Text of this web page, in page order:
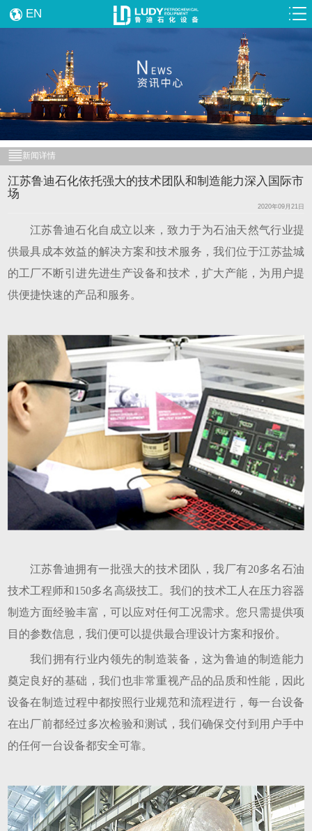
EN
新闻详情
江苏鲁迪石化依托强大的技术团队和制造能力深入国际市
场
2020年09月21日
江苏鲁迪石化自成立以来，致力于为石油天然气行业提
供最具成本效益的解决方案和技术服务，我们位于江苏盐城
的工厂不断引进先进生产设备和技术，扩大产能，为用户提
供便捷快速的产品和服务。
江苏鲁迪拥有一批强大的技术团队，我厂有20多名石油
技术工程师和150多名高级技工。我们的技术工人在压力容器
制造方面经验丰富，可以应对任何工况需求。您只需提供项
目的参数信息，我们便可以提供最合理设计方案和报价。
我们拥有行业内领先的制造装备，这为鲁迪的制造能力
奠定良好的基础，我们也非常重视产品的品质和性能，因此
设备在制造过程中都按照行业规范和流程进行，每一台设备
在出厂前都经过多次检验和测试，我们确保交付到用户手中
的任何一台设备都安全可靠。